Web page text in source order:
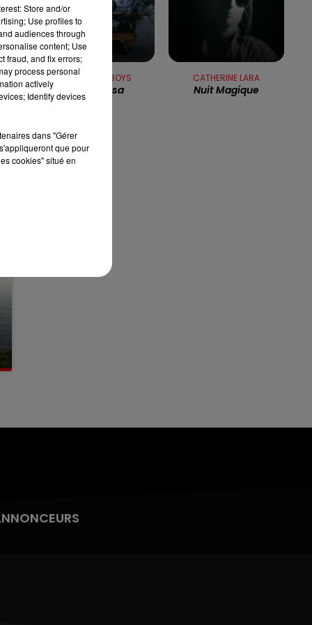
13h00 - 16h00
LES APRÈS-MIDI QUI CHANTENT
THE BEACH BOYS
Surfin' Usa
CATHERINE LARA
Nuit Magique
Store and/or
Use profiles to
audiences through
content; Use
fraud, and fix errors;
process personal
actively
Identify devices
dans "Gérer
que pour
cookies" situé en